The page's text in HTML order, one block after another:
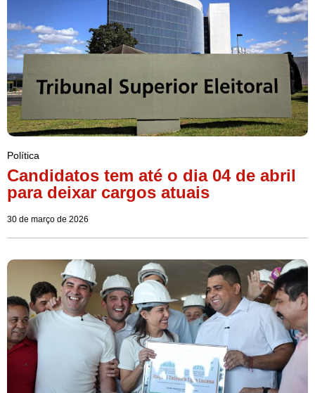
Política
Candidatos tem até o dia 04 de abril
para deixar cargos atuais
30 de março de 2026